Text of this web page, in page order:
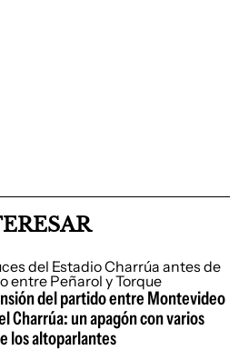
del partido entre Montevideo
Charrúa: un apagón con varios
los altoparlantes